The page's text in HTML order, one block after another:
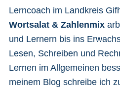
Lerncoach im Landkreis
Wortsalat & Zahlenmix
und Lernern bis ins
Lesen, Schreiben und
Lernen im Allgemeinen
meinem Blog schreibe ich